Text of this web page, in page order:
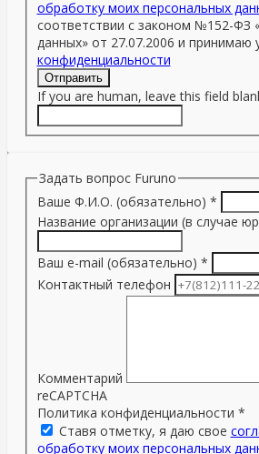
обработку моих персональных
соответствии с законом №152-ФЗ
данных» от 27.07.2006 и принимаю
конфиденциальности
Отправить
If you are human, leave this field
Задать вопрос Furuno
Ваше Ф.И.О. (обязательно) *
Название организации (в случае
Ваш e-mail (обязательно) *
Контактный телефон
Комментарий
reCAPTCHA
Политика конфиденциальности *
Ставя отметку, я даю свое
обработку моих персональных